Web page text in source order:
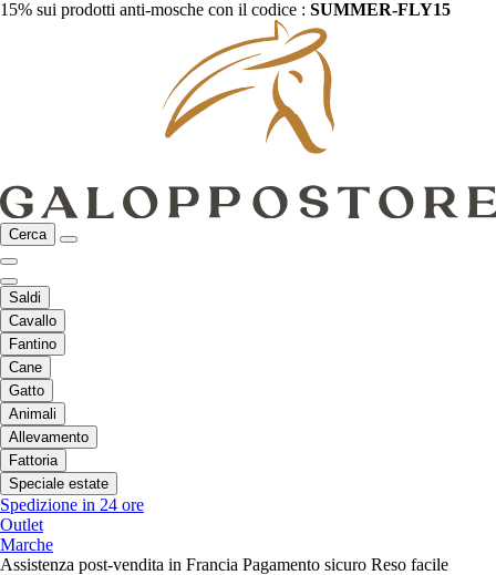
15% sui prodotti anti-mosche con il codice : SUMMER-FLY15
Cerca
Saldi
Cavallo
Fantino
Cane
Gatto
Animali
Allevamento
Fattoria
Speciale estate
Spedizione in 24 ore
Outlet
Marche
Assistenza post-vendita in Francia Pagamento sicuro Reso facile